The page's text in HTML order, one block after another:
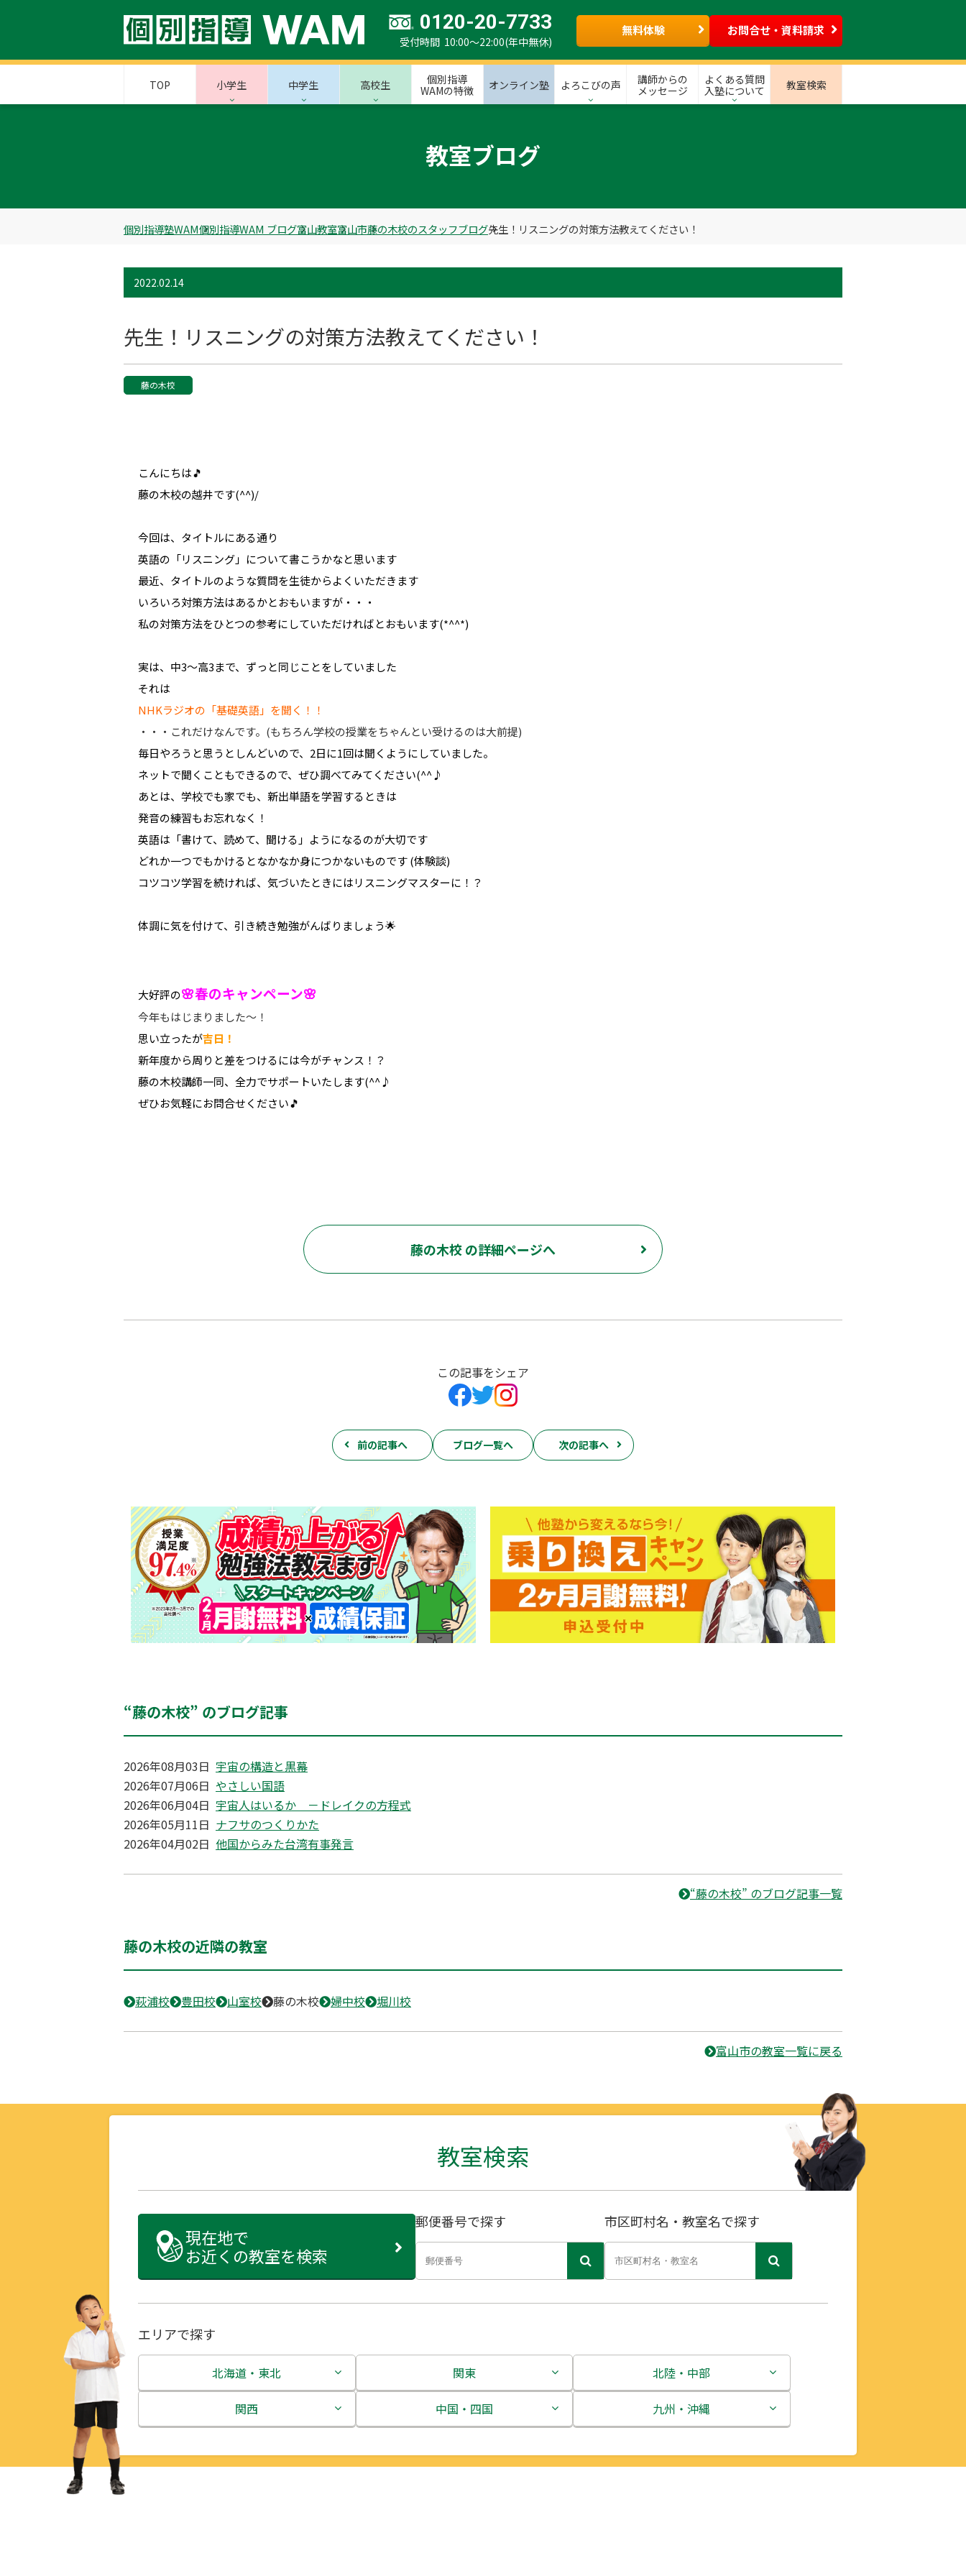
0120-20-7733
受付時間 10:00～22:00(年中無休)
無料体験 お問合せ・資料請求
TOP 小学生 中学生 高校生
個別指導
WAMの特徴
オンライン塾 よろこびの声
講師からの
メッセージ
よくある質問
入塾について
教室検索
教室ブログ
個別指導塾WAM個別指導WAM ブログ富山教室富山市藤の木校のスタッフブログ先生！リスニングの対策方法教えてください！
2022.02.14
先生！リスニングの対策方法教えてください！
藤の木校
こんにちは🎵
藤の木校の越井です(^^)/
今回は、タイトルにある通り
英語の「リスニング」について書こうかなと思います
最近、タイトルのような質問を生徒からよくいただきます
いろいろ対策方法はあるかとおもいますが・・・
私の対策方法をひとつの参考にしていただければとおもいます(*^^*)
実は、中3～高3まで、ずっと同じことをしていました
それは
NHKラジオの「基礎英語」を聞く！！
・・・これだけなんです。(もちろん学校の授業をちゃんとい受けるのは大前提)
毎日やろうと思うとしんどいので、2日に1回は聞くようにしていました。
ネットで聞くこともできるので、ぜひ調べてみてください(^^♪
あとは、学校でも家でも、新出単語を学習するときは
発音の練習もお忘れなく！
英語は「書けて、読めて、聞ける」ようになるのが大切です
どれか一つでもかけるとなかなか身につかないものです (体験談)
コツコツ学習を続ければ、気づいたときにはリスニングマスターに！？
体調に気を付けて、引き続き勉強がんばりましょう🌟
大好評の🌸春のキャンペーン🌸
今年もはじまりました～！
思い立ったが吉日！
新年度から周りと差をつけるには今がチャンス！？
藤の木校講師一同、全力でサポートいたします(^^♪
ぜひお気軽にお問合せください🎵
藤の木校 の詳細ページへ
この記事をシェア
前の記事へ ブログ一覧へ 次の記事へ
“藤の木校” のブログ記事
2026年08月03日 宇宙の構造と黒幕
2026年07月06日 やさしい国語
2026年06月04日 宇宙人はいるか －ドレイクの方程式
2026年05月11日 ナフサのつくりかた
2026年04月02日 他国からみた台湾有事発言
“藤の木校” のブログ記事一覧
藤の木校の近隣の教室
萩浦校 豊田校 山室校 藤の木校 婦中校 堀川校
富山市の教室一覧に戻る
教室検索
現在地で
お近くの教室を検索
郵便番号で探す 市区町村名・教室名で探す
エリアで探す
北海道・東北
北海道
関東
茨城県
北陸・中部
新潟県
関西
中国・四国
九州・沖縄